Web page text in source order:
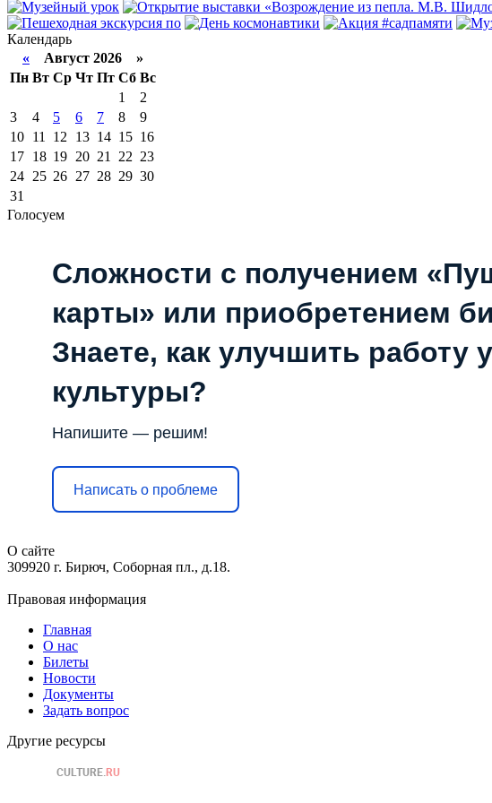
Календарь
« Август 2026 »
Пн Вт Ср Чт Пт Сб Вс
1
2
3
4 5 6 7 8
9
10 11 12 13 14 15 16
17 18 19 20 21 22 23
24 25 26 27 28 29 30
31
Голосуем
Сложности с получением
карты» или приобретением
Знаете, как улучшить работу
культуры?
Напишите — решим!
Написать о проблеме
О сайте
309920 г. Бирюч, Соборная пл., д.18.
Правовая информация
Главная
О нас
Билеты
Новости
Документы
Задать вопрос
Другие ресурсы